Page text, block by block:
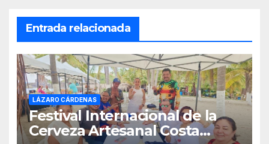
Entrada relacionada
LÁZARO CÁRDENAS
Festival Internacional de la
Cerveza Artesanal Costa